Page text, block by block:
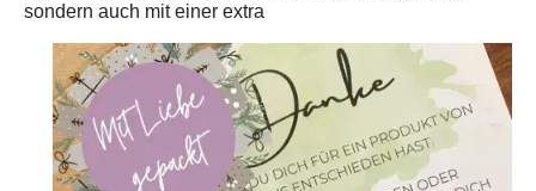
sondern auch mit einer extra
Image